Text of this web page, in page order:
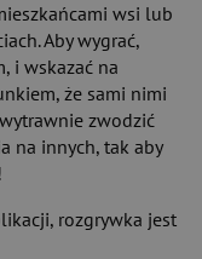
wsi lub
Aby wygrać,
i wskazać na
że sami nimi
zwodzić
na innych, tak aby
rozgrywka jest